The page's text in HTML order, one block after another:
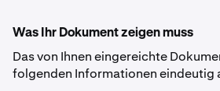
Was Ihr Dokument zeigen muss
Das von Ihnen eingereichte
folgenden Informationen eindeutig